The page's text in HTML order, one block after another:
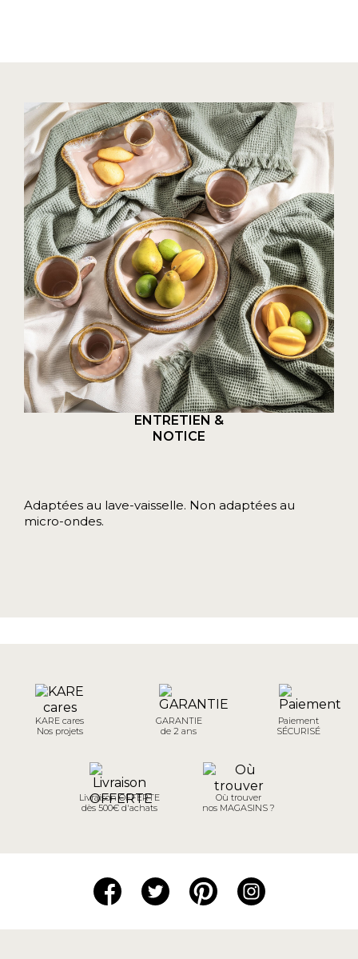
ENTRETIEN &
NOTICE
Adaptées au lave-vaisselle. Non adaptées au
micro-ondes.
KARE cares
Nos projets
GARANTIE
de 2 ans
Paiement
SÉCURISÉ
Livraison OFFERTE
dès 500€ d'achats
Où trouver
nos MAGASINS ?